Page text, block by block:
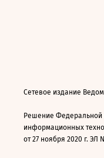
Сетевое издание
Решение Федеральной
информационных
от 27 ноября 2020 г. ЭЛ